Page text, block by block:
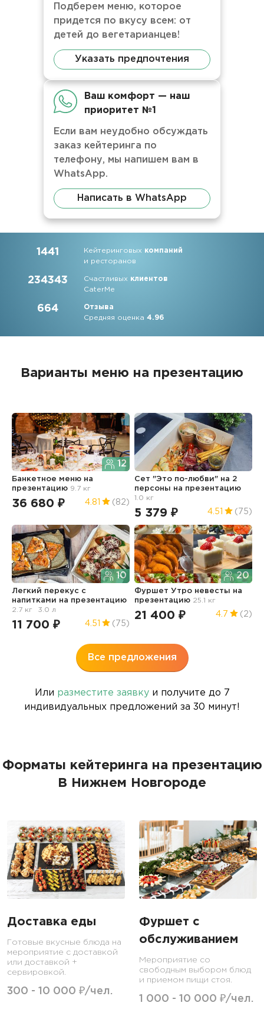
Подберем меню, которое
придется по вкусу всем: от
детей до вегетарианцев!
Указать предпочтения
Ваш комфорт — наш
приоритет №1
Если вам неудобно обсуждать
заказ кейтеринга по
телефону, мы напишем вам в
WhatsApp.
Написать в WhatsApp
1441 Кейтеринговых компаний
и ресторанов
234343 Счастливых клиентов
CaterMe
664
Отзыва
Средняя оценка4.96
Варианты меню на презентацию
12
Банкетное меню на
презентацию 9.7 кг
36 680 ₽ 4.81 (82)
Сет "Это по-любви" на 2
персоны на презентацию
1.0 кг
5 379 ₽ 4.51 (75)
10
Легкий перекус с
напитками на презентацию
2.7 кг
3.0 л
11 700 ₽ 4.51 (75)
20
Фуршет Утро невесты на
презентацию 25.1 кг
21 400 ₽ 4.7 (2)
Все предложения
Или разместите заявкуи получите до 7
индивидуальных предложений за 30 минут!
Форматы кейтеринга на презентацию
В Нижнем Новгороде
Доставка еды
Готовые вкусные блюда на
мероприятие с доставкой
или доставкой +
сервировкой.
300 - 10 000 ₽/чел.
Фуршет с
обслуживанием
Мероприятие со
свободным выбором блюд
и приемом пищи стоя.
1 000 - 10 000 ₽/чел.